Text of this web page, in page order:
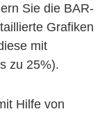
Sie die BAR-
Grafiken
mit
zu 25%).
Hilfe von